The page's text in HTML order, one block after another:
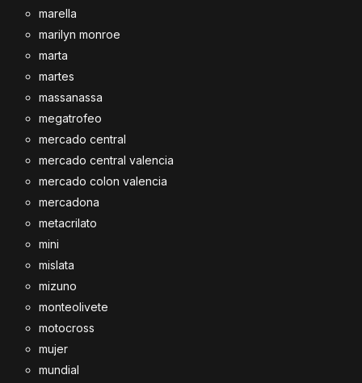
marella
marilyn monroe
marta
martes
massanassa
megatrofeo
mercado central
mercado central valencia
mercado colon valencia
mercadona
metacrilato
mini
mislata
mizuno
monteolivete
motocross
mujer
mundial